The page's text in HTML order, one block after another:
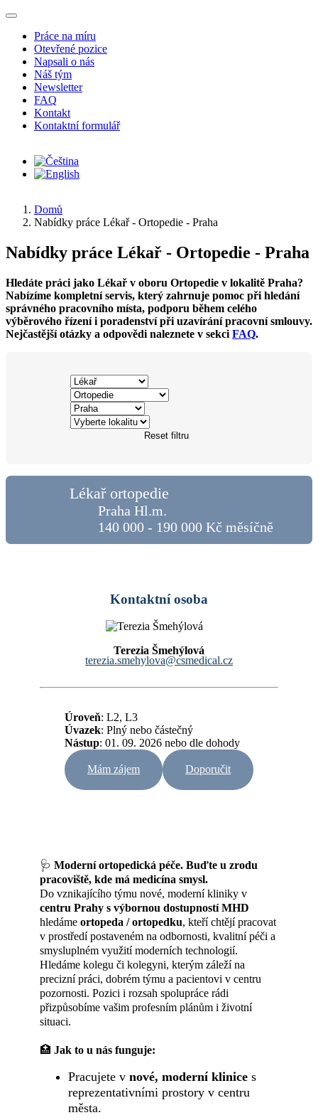
Přejít k hlavnímu obsahu
Práce na míru
Otevřené pozice
Napsali o nás
Náš tým
Newsletter
FAQ
Kontakt
Kontaktní formulář
Domů
Nabídky práce Lékař - Ortopedie - Praha
Nabídky práce Lékař - Ortopedie - Praha
Hledáte práci jako Lékař v oboru Ortopedie v lokalitě Praha?
Nabízíme kompletní servis, který zahrnuje pomoc při hledání
správného pracovního místa, podporu během celého
výběrového řízení i poradenství při uzavírání pracovní smlouvy.
Nejčastější otázky a odpovědi naleznete v sekci FAQ.
Reset filtru
Lékař ortopedie
Praha Hl.m.
140 000 - 190 000 Kč měsíčně
Kontaktní osoba
Terezia Šmehýlová
terezia.smehylova@csmedical.cz
Úroveň: L2, L3
Úvazek: Plný nebo částečný
Nástup: 01. 09. 2026 nebo dle dohody
Mám zájem Doporučit
🩺 Moderní ortopedická péče. Buďte u zrodu
pracoviště, kde má medicína smysl.
Do vznikajícího týmu nové, moderní kliniky v
centru Prahy s výbornou dostupností MHD
hledáme ortopeda / ortopedku, kteří chtějí pracovat
v prostředí postaveném na odbornosti, kvalitní péči a
smysluplném využití moderních technologií.
Hledáme kolegu či kolegyni, kterým záleží na
precizní práci, dobrém týmu a pacientovi v centru
pozornosti. Pozici i rozsah spolupráce rádi
přizpůsobíme vašim profesním plánům i životní
situaci.
🏥 Jak to u nás funguje:
Pracujete v nové, moderní klinice s
reprezentativními prostory v centru
města.